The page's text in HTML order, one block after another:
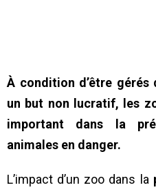
À condition d’être
un but non lucratif, les
important dans la
animales en danger.
L’impact d’un zoo dans la